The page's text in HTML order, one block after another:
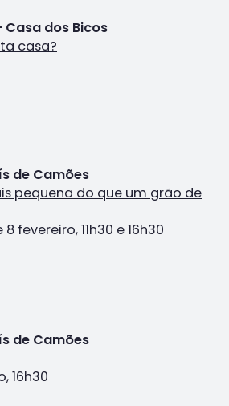
Casa dos Bicos
casa?
de Camões
pequena do que um grão de
fevereiro, 11h30 e 16h30
de Camões
16h30